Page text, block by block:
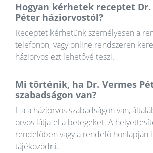
Hogyan kérhetek receptet Dr.
Péter háziorvostól?
Receptet kérhetünk személyesen a
telefonon, vagy online rendszeren
háziorvos ezt lehetővé teszi.
Mi történik, ha Dr. Vermes
szabadságon van?
Ha a háziorvos szabadságon van,
orvos látja el a betegeket. A
rendelőben vagy a rendelő honlapján
tájékozódni.